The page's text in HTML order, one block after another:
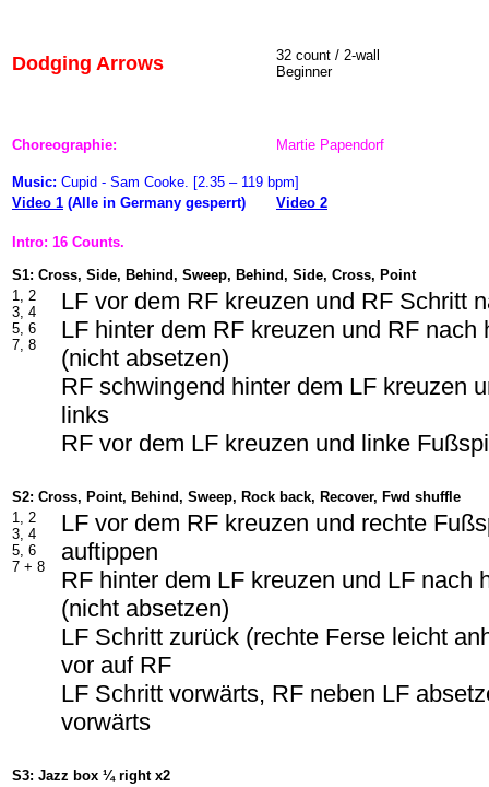
Dodging Arrows
32 count / 2-wall
Beginner
Choreographie: Martie Papendorf
Music: Cupid - Sam Cooke. [2.35 – 119 bpm]
Video 1 (Alle in Germany gesperrt) Video 2
Intro: 16 Counts.
S1: Cross, Side, Behind, Sweep, Behind, Side, Cross, Point
1, 2
3, 4
5, 6
7, 8
LF vor dem RF kreuzen und RF Schritt
LF hinter dem RF kreuzen und RF nach
(nicht absetzen)
RF schwingend hinter dem LF kreuzen
links
RF vor dem LF kreuzen und linke
S2: Cross, Point, Behind, Sweep, Rock back, Recover, Fwd shuffle
1, 2
3, 4
5, 6
7 + 8
LF vor dem RF kreuzen und rechte
auftippen
RF hinter dem LF kreuzen und LF nach
(nicht absetzen)
LF Schritt zurück (rechte Ferse leicht
vor auf RF
LF Schritt vorwärts, RF neben LF
vorwärts
S3: Jazz box ¼ right x2